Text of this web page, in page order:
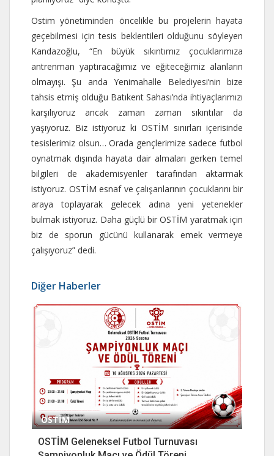
Ostim yönetiminden öncelikle bu projelerin hayata
geçebilmesi için tesis beklentileri olduğunu söyleyen
Kandazoğlu, “En büyük sıkıntımız çocuklarımıza
antrenman yaptıracağımız ve eğiteceğimiz alanların
olmayışı. Şu anda Yenimahalle Belediyesi’nin bize
tahsis etmiş olduğu Batıkent Sahası’nda ihtiyaçlarımızı
karşılıyoruz ancak zaman zaman sıkıntılar da
yaşıyoruz. Biz istiyoruz ki OSTİM sınırları içerisinde
tesislerimiz olsun… Orada gençlerimize sadece futbol
oynatmak dışında hayata dair almaları gerken temel
bilgileri de akademisyenler tarafından aktarmak
istiyoruz. OSTİM esnaf ve çalışanlarının çocuklarını bir
araya toplayarak gelecek adına yeni yetenekler
bulmak istiyoruz. Daha güçlü bir OSTİM yaratmak için
biz de sporun gücünü kullanarak emek vermeye
çalışıyoruz” dedi.
Diğer Haberler
OSTİM
OSTİM Geleneksel Futbol Turnuvası